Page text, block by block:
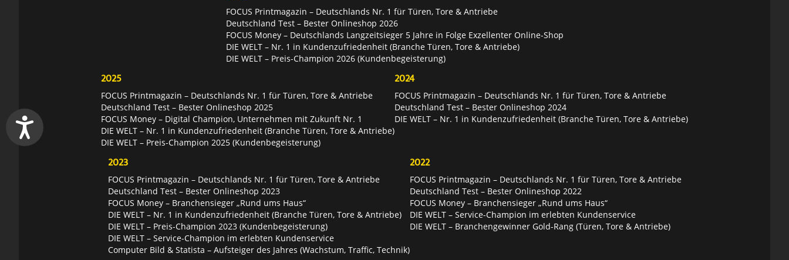
FOCUS Printmagazin – Deutschlands Nr. 1 für Türen, Tore & Antriebe
Deutschland Test – Bester Onlineshop 2026
FOCUS Money – Deutschlands Langzeitsieger 5 Jahre in Folge Exzellenter Online-Shop
DIE WELT – Nr. 1 in Kundenzufriedenheit (Branche Türen, Tore & Antriebe)
DIE WELT – Preis-Champion 2026 (Kundenbegeisterung)
2025
FOCUS Printmagazin – Deutschlands Nr. 1 für Türen, Tore & Antriebe
Deutschland Test – Bester Onlineshop 2025
FOCUS Money – Digital Champion, Unternehmen mit Zukunft Nr. 1
DIE WELT – Nr. 1 in Kundenzufriedenheit (Branche Türen, Tore & Antriebe)
DIE WELT – Preis-Champion 2025 (Kundenbegeisterung)
2024
FOCUS Printmagazin – Deutschlands Nr. 1 für Türen, Tore & Antriebe
Deutschland Test – Bester Onlineshop 2024
DIE WELT – Nr. 1 in Kundenzufriedenheit (Branche Türen, Tore & Antriebe)
2023
FOCUS Printmagazin – Deutschlands Nr. 1 für Türen, Tore & Antriebe
Deutschland Test – Bester Onlineshop 2023
FOCUS Money – Branchensieger „Rund ums Haus“
DIE WELT – Nr. 1 in Kundenzufriedenheit (Branche Türen, Tore & Antriebe)
DIE WELT – Preis-Champion 2023 (Kundenbegeisterung)
DIE WELT – Service-Champion im erlebten Kundenservice
Computer Bild & Statista – Aufsteiger des Jahres (Wachstum, Traffic, Technik)
2022
FOCUS Printmagazin – Deutschlands Nr. 1 für Türen, Tore & Antriebe
Deutschland Test – Bester Onlineshop 2022
FOCUS Money – Branchensieger „Rund ums Haus“
DIE WELT – Service-Champion im erlebten Kundenservice
DIE WELT – Branchengewinner Gold-Rang (Türen, Tore & Antriebe)